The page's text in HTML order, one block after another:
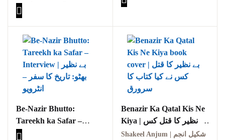
Be-Nazir Bhutto:
Tareekh ka Safar –
Interview | بے نظیر بھٹو:
Benazir Ka Qatal Kis Ne
Kiya | بے نظیر کا قتل کس
نے کیا
Shakeel Anjum | شکیل انجم
December 2024
November 2024
October 2024
September 2024
August 2024
July 2024